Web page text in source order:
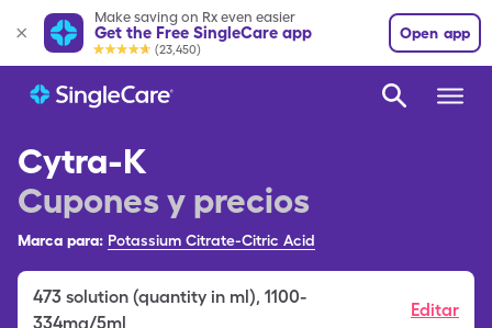
Make saving on Rx even easier
Get the Free SingleCare app
(23,450)
Open app
Cytra-K
Cupones y precios
Marca para: Potassium Citrate-Citric Acid
473 solution (quantity in ml), 1100-
334mg/5ml
Editar